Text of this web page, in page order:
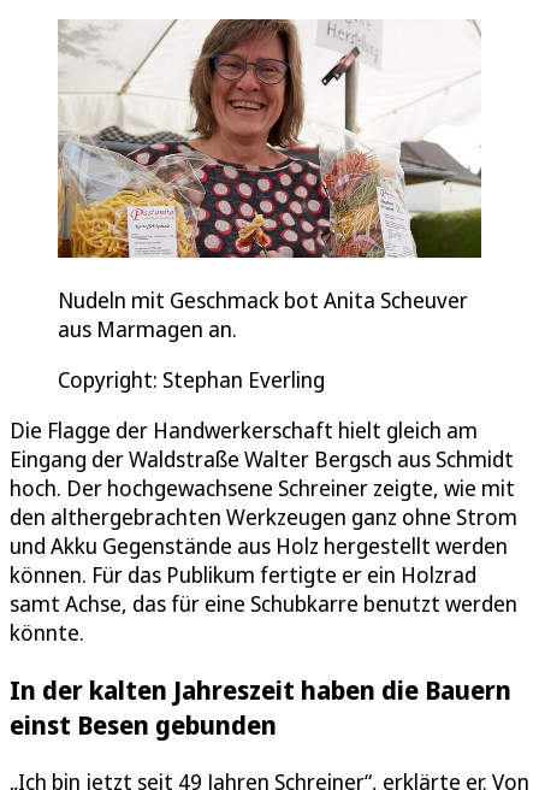
Nudeln mit Geschmack bot Anita Scheuver
aus Marmagen an.
Copyright: Stephan Everling
Die Flagge der Handwerkerschaft hielt gleich am
Eingang der Waldstraße Walter Bergsch aus Schmidt
hoch. Der hochgewachsene Schreiner zeigte, wie mit
den althergebrachten Werkzeugen ganz ohne Strom
und Akku Gegenstände aus Holz hergestellt werden
können. Für das Publikum fertigte er ein Holzrad
samt Achse, das für eine Schubkarre benutzt werden
könnte.
In der kalten Jahreszeit haben die Bauern
einst Besen gebunden
„Ich bin jetzt seit 49 Jahren Schreiner“, erklärte er. Von